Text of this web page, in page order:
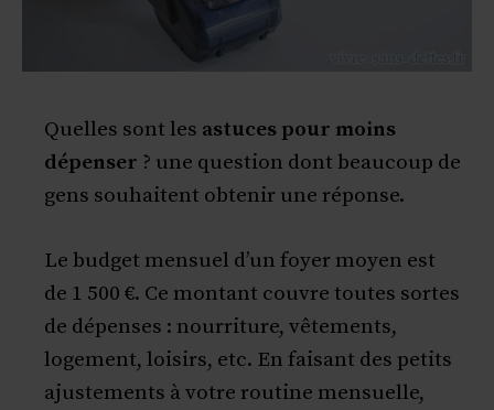
Quelles sont les astuces pour moins
dépenser ? une question dont beaucoup de
gens souhaitent obtenir une réponse.
Le budget mensuel d’un foyer moyen est
de 1 500 €. Ce montant couvre toutes sortes
de dépenses : nourriture, vêtements,
logement, loisirs, etc. En faisant des petits
ajustements à votre routine mensuelle,